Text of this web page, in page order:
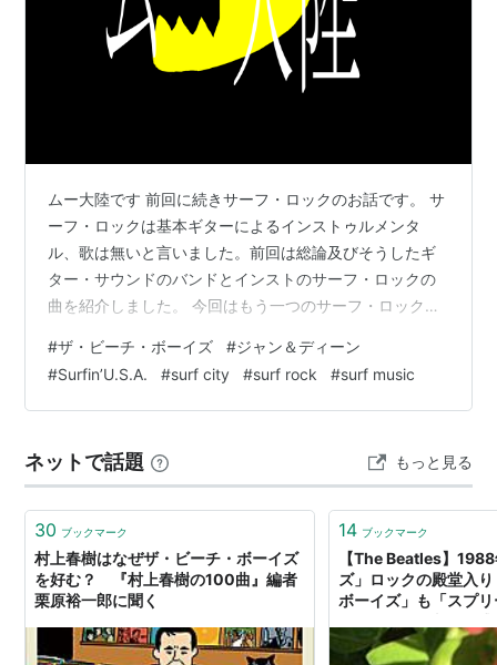
ムー大陸です 前回に続きサーフ・ロックのお話です。 サ
ーフ・ロックは基本ギターによるインストゥルメンタ
ル、歌は無いと言いました。前回は総論及びそうしたギ
ター・サウンドのバンドとインストのサーフ・ロックの
曲を紹介しました。 今回はもう一つのサーフ・ロック。
す。 歌が加わると何が良いのか？ 一概には言えません
が、世界観が明確になります。今でこそ私たちはギター
のインスト曲を聴いて、反射的にサーフィンと結びつけ
て、リバーブで波の音を表現するとか微妙です。結局は
南カリフォルニアの若者が好きだからという話で…
#ザ・ビーチ・ボーイズ #ジャン＆ディーン
#Surfin’U.S.A. #surf city #surf rock #surf music
ネットで話題 もっと見る
30 ブックマーク
村上春樹はなぜザ・ビーチ・ボーイズ
を好む？ 『村上春樹の100曲』編者
栗原裕一郎に聞く
14 ブックマーク
【The Beatles】
ズ」ロックの殿堂入
ボーイズ」も「スプ
曲」と「思い出」と